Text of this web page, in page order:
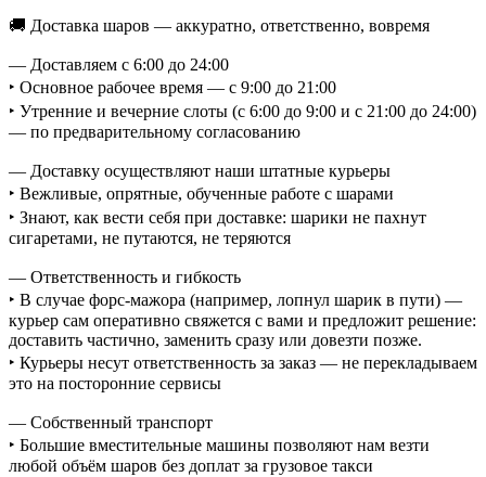
🚚 Доставка шаров — аккуратно, ответственно, вовремя
— Доставляем с 6:00 до 24:00
‣ Основное рабочее время — с 9:00 до 21:00
‣ Утренние и вечерние слоты (с 6:00 до 9:00 и с 21:00 до 24:00)
— по предварительному согласованию
— Доставку осуществляют наши штатные курьеры
‣ Вежливые, опрятные, обученные работе с шарами
‣ Знают, как вести себя при доставке: шарики не пахнут
сигаретами, не путаются, не теряются
— Ответственность и гибкость
‣ В случае форс-мажора (например, лопнул шарик в пути) —
курьер сам оперативно свяжется с вами и предложит решение:
доставить частично, заменить сразу или довезти позже.
‣ Курьеры несут ответственность за заказ — не перекладываем
это на посторонние сервисы
— Собственный транспорт
‣ Большие вместительные машины позволяют нам везти
любой объём шаров без доплат за грузовое такси